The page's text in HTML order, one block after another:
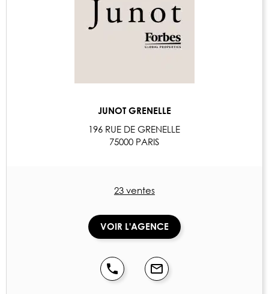
JUNOT GRENELLE
196 RUE DE GRENELLE
75000 PARIS
23 ventes
VOIR L'AGENCE